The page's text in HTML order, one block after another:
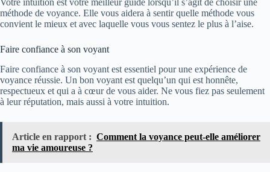
Votre intuition est votre meilleur guide lorsqu’il s’agit de choisir une
méthode de voyance. Elle vous aidera à sentir quelle méthode vous
convient le mieux et avec laquelle vous vous sentez le plus à l’aise.
Faire confiance à son voyant
Faire confiance à son voyant est essentiel pour une expérience de
voyance réussie. Un bon voyant est quelqu’un qui est honnête,
respectueux et qui a à cœur de vous aider. Ne vous fiez pas seulement
à leur réputation, mais aussi à votre intuition.
Article en rapport : Comment la voyance peut-elle améliorer
ma vie amoureuse ?